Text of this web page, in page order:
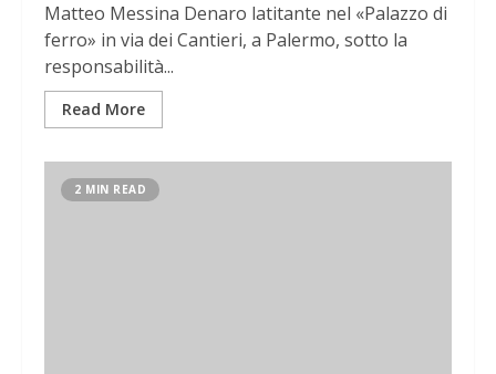
Matteo Messina Denaro latitante nel «Palazzo di
ferro» in via dei Cantieri, a Palermo, sotto la
responsabilità...
Read More
2 MIN READ